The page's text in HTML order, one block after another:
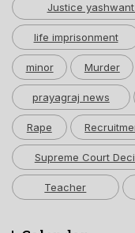
Justice
life imprisonment
minor Murder
prayagraj news
Rape
Supreme Court
Teacher